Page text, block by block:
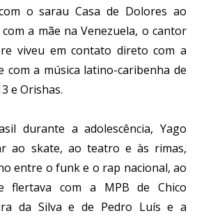
o sarau Casa de Dolores ao
a mãe na Venezuela, o cantor
viveu em contato direto com a
com a música latino-caribenha de
e Orishas.
durante a adolescência, Yago
ao skate, ao teatro e às rimas,
entre o funk e o rap nacional, ao
flertava com a MPB de Chico
da Silva e de Pedro Luís e a